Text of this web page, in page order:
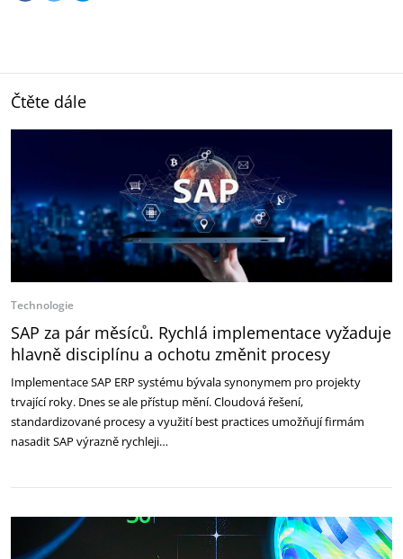
Čtěte dále
Technologie
SAP za pár měsíců. Rychlá implementace vyžaduje
hlavně disciplínu a ochotu změnit procesy
Implementace SAP ERP systému bývala synonymem pro projekty
trvající roky. Dnes se ale přístup mění. Cloudová řešení,
standardizované procesy a využití best practices umožňují firmám
nasadit SAP výrazně rychleji…